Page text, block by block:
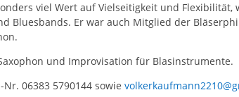
viel Wert auf Vielseitigkeit und Flexibilität,
Bluesbands. Er war auch Mitglied der
und Improvisation für Blasinstrumente.
06383 5790144 sowie